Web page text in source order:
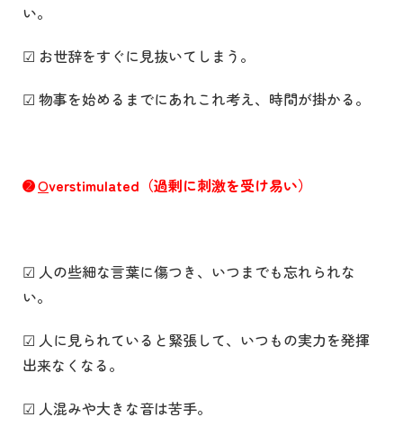
い。
☑ お世辞をすぐに見抜いてしまう。
☑ 物事を始めるまでにあれこれ考え、時間が掛かる。
➋Overstimulated（過剰に刺激を受け易い）
☑ 人の些細な言葉に傷つき、いつまでも忘れられな
い。
☑ 人に見られていると緊張して、いつもの実力を発揮
出来なくなる。
☑ 人混みや大きな音は苦手。